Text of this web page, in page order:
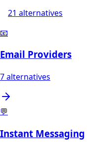
21 alternatives
📧
Email Providers
7alternatives
💬
Instant Messaging